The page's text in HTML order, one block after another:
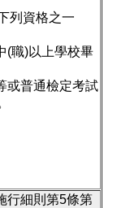
列資格之一
(職)以上學校畢
或普通檢定考試
行細則第5條第